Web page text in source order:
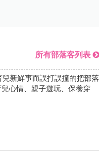
所有部落客列表
新鮮事而誤打誤撞的把部落
心情、親子遊玩、保養穿